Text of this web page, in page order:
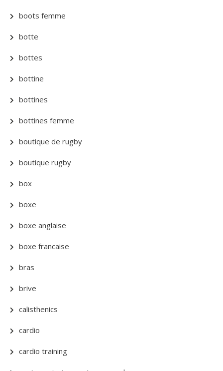
boots femme
botte
bottes
bottine
bottines
bottines femme
boutique de rugby
boutique rugby
box
boxe
boxe anglaise
boxe francaise
bras
brive
calisthenics
cardio
cardio training